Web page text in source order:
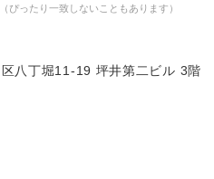
ったり一致しないこともあります）
八丁堀11-19 坪井第二ビル 3階